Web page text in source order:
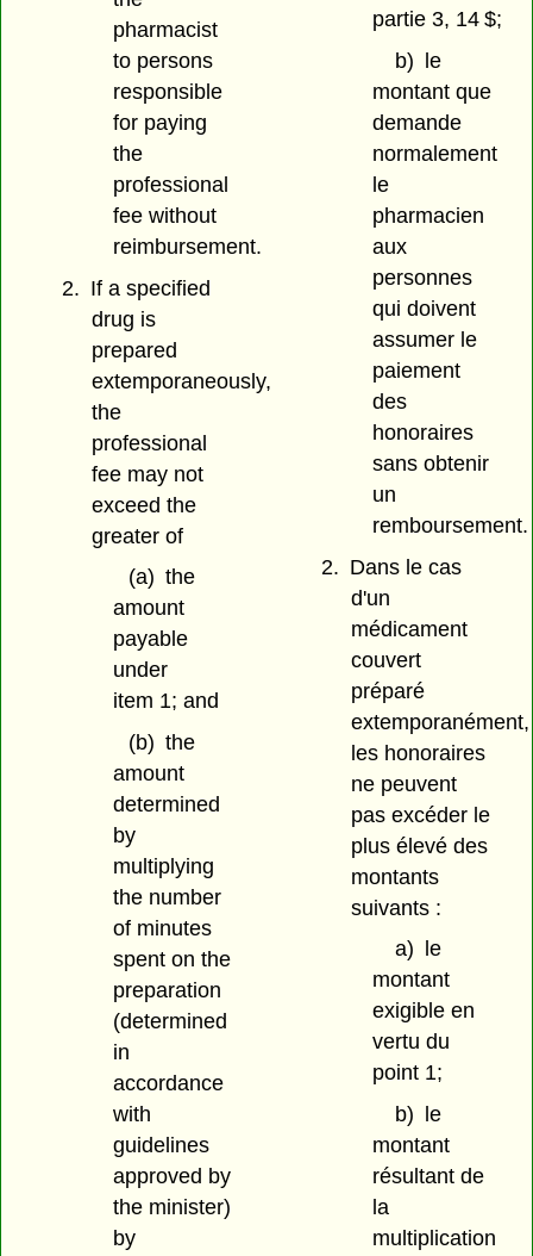
pharmacist
to persons
responsible
for paying
the
professional
fee without
reimbursement.
2. If a specified
drug is
prepared
extemporaneously,
the
professional
fee may not
exceed the
greater of
(a) the
amount
payable
under
item 1; and
(b) the
amount
determined
by
multiplying
the number
of minutes
spent on the
preparation
(determined
in
accordance
with
guidelines
approved by
the minister)
by
partie 3, 14 $;
b) le
montant que
demande
normalement
le
pharmacien
aux
personnes
qui doivent
assumer le
paiement
des
honoraires
sans obtenir
un
remboursement.
2. Dans le cas
d'un
médicament
couvert
préparé
extemporanément,
les honoraires
ne peuvent
pas excéder le
plus élevé des
montants
suivants :
a)
le
montant
exigible en
vertu du
point 1;
b)
le
montant
résultant de
la
multiplication